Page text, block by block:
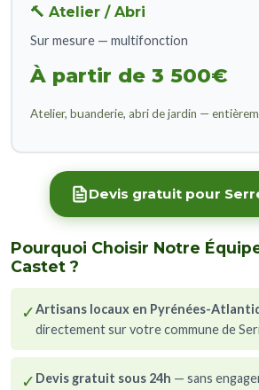
🔨 Atelier / Abri
Sur mesure — multifonction
À partir de 3 500€
Atelier, buanderie, abri de jardin —
Devis gratuit pour
Pourquoi Choisir Notre
Castet ?
✓Artisans locaux en Pyrénées-
directement sur votre commune de
✓ Devis gratuit sous 24h — sans